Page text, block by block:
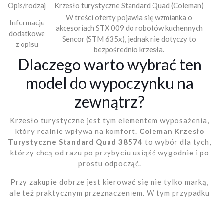
Opis/rodzaj
Krzesło turystyczne Standard Quad (Coleman)
Informacje
dodatkowe
z opisu
W treści oferty pojawia się wzmianka o
akcesoriach STX 009 do robotów kuchennych
Sencor (STM 635x), jednak nie dotyczy to
bezpośrednio krzesła.
Dlaczego warto wybrać ten
model do wypoczynku na
zewnątrz?
Krzesło turystyczne jest tym elementem wyposażenia,
który realnie wpływa na komfort. Coleman Krzesło
Turystyczne Standard Quad 38574 to wybór dla tych,
którzy chcą od razu po przybyciu usiąść wygodnie i po
prostu odpocząć.
Przy zakupie dobrze jest kierować się nie tylko marką,
ale też praktycznym przeznaczeniem. W tym przypadku